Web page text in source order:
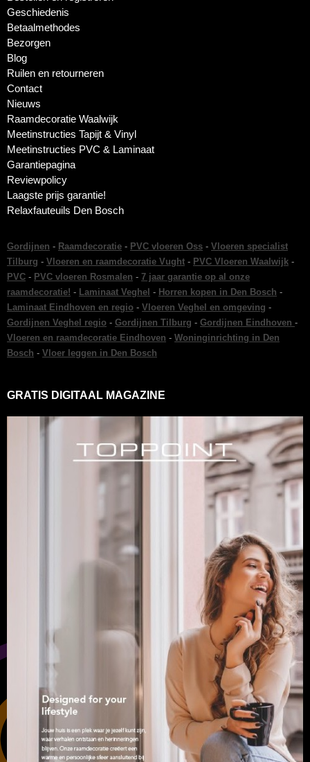
Geschiedenis
Betaalmethodes
Bezorgen
Blog
Ruilen en retourneren
Contact
Nieuws
Raamdecoratie Waalwijk
Meetinstructies Tapijt & Vinyl
Meetinstructies PVC & Laminaat
Garantiepagina
Reviewpolicy
Laagste prijs garantie!
Relaxfauteuils Den Bosch
Gordijnen - Raamdecoratie - PVC vloeren Oss - Vloeren specialist
Tilburg - Vloeren en raamdecoratie Vught - PVC Vloeren Waalwijk -
PVC - PVC vloeren Rosmalen - 7 jaar garantie op al onze
raamdecoratie! - Laminaat Veghel - Horren kopen in Den Bosch -
Laminaat Eindhoven en regio - Vloeren Veghel en omgeving -
Gordijnen Veghel regio - Gordijnen Tilburg - Gordijnen Eindhoven -
Vloeren en raamdecoratie Eindhoven - Woninginrichting in Den
Bosch - Vloer leggen in Den Bosch
GRATIS DIGITAAL MAGAZINE